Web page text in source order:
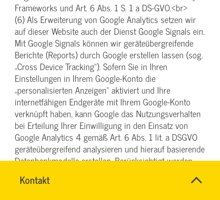
Kontakt
Name*
SVG-
Wiki
Frameworks und Art. 6 Abs. 1 S. 1 a DS-GVO.<br>
(6) Als Erweiterung von Google Analytics setzen wir
auf dieser Website auch der Dienst Google Signals ein.
Mit Google Signals können wir geräteübergreifende
Berichte (Reports) durch Google erstellen lassen (sog.
„Cross Device Tracking“). Sofern Sie in Ihren
Einstellungen in Ihrem Google-Konto die
„personalisierten Anzeigen“ aktiviert und Ihre
internetfähigen Endgeräte mit Ihrem Google-Konto
verknüpft haben, kann Google das Nutzungsverhalten
bei Erteilung Ihrer Einwilligung in den Einsatz von
Google Analytics 4 gemäß Art. 6 Abs. 1 lit. a DSGVO
geräteübergreifend analysieren und hierauf basierende
Datenbankmodelle erstellen. Berücksichtigt werden
Website-Nutzer, die in einem Google-Konto